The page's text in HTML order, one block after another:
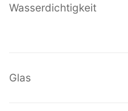
Wasserdichtigkeit
Glas